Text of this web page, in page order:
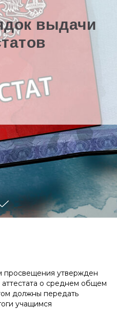
выдачи
просвещения утвержден
о среднем общем
должны передать
учащимся